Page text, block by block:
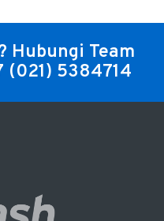
Hubungi Team
(021) 5384714